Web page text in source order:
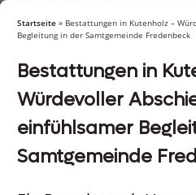
Startseite » Bestattungen in Kutenholz –
Begleitung in der Samtgemeinde Fredenbeck
Bestattungen in
Würdevoller
einfühlsamer
Samtgemeinde